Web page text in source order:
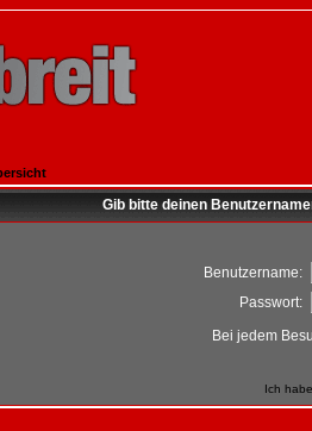
Gib bitte deinen
Benutzername:
Passwort:
Bei jedem
Ich